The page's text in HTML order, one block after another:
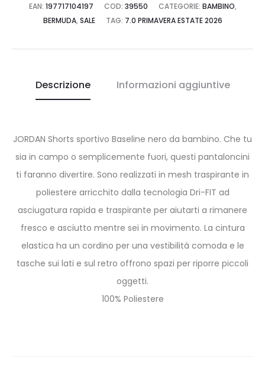
EAN: 197717104197 COD: 39550 CATEGORIE: BAMBINO,
BERMUDA, SALE TAG: 7.0 PRIMAVERA ESTATE 2026
Descrizione Informazioni aggiuntive
JORDAN Shorts sportivo Baseline nero da bambino. Che tu
sia in campo o semplicemente fuori, questi pantaloncini
ti faranno divertire. Sono realizzati in mesh traspirante in
poliestere arricchito dalla tecnologia Dri-FIT ad
asciugatura rapida e traspirante per aiutarti a rimanere
fresco e asciutto mentre sei in movimento. La cintura
elastica ha un cordino per una vestibilità comoda e le
tasche sui lati e sul retro offrono spazi per riporre piccoli
oggetti.
100% Poliestere